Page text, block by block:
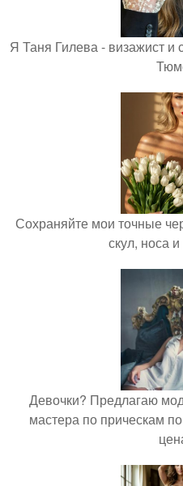
Я Таня Гилева - визажист и
Сохраняйте мои точные
скул, носа и
Девочки? Предлагаю
мастера по прическам